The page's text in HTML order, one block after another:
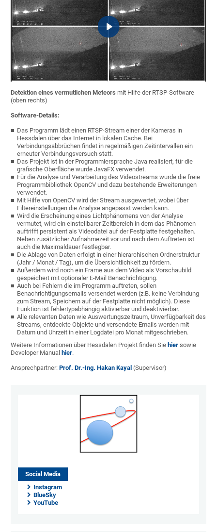
Detektion eines vermutlichen Meteors mit Hilfe der RTSP-Software
(oben rechts)
Software-Details:
Das Programm lädt einen RTSP-Stream einer der Kameras in
Hessdalen über das Internet in lokalen Cache. Bei
Verbindungsabbrüchen findet in regelmäßigen Zeitintervallen ein
erneuter Verbindungsversuch statt.
Das Projekt ist in der Programmiersprache Java realisiert, für die
grafische Oberfläche wurde JavaFX verwendet.
Für die Analyse und Verarbeitung des Videostreams wurde die freie
Programmbibliothek OpenCV und dazu bestehende Erweiterungen
verwendet.
Mit Hilfe von OpenCV wird der Stream ausgewertet, wobei über
Filtereinstellungen die Analyse angepasst werden kann.
Wird die Erscheinung eines Lichtphänomens von der Analyse
vermutet, wird ein einstellbarer Zeitbereich in dem das Phänomen
auftrifft persistent als Videodatei auf der Festplatte festgehalten.
Neben zusätzlicher Aufnahmezeit vor und nach dem Auftreten ist
auch die Maximaldauer festlegbar.
Die Ablage von Daten erfolgt in einer hierarchischen Ordnerstruktur
(Jahr / Monat / Tag), um die Übersichtlichkeit zu fördern.
Außerdem wird noch ein Frame aus dem Video als Vorschaubild
gespeichert mit optionaler E-Mail Benachrichtigung.
Auch bei Fehlern die im Programm auftreten, sollen
Benachrichtigungsemails versendet werden (z.B. keine Verbindung
zum Stream, Speichern auf der Festplatte nicht möglich). Diese
Funktion ist fehlertypabhängig aktivierbar und deaktivierbar.
Alle relevanten Daten wie Auswertungszeitraum, Unverfügbarkeit des
Streams, entdeckte Objekte und versendete Emails werden mit
Datum und Uhrzeit in einer Logdatei pro Monat mitgeschrieben.
Weitere Informationen über Hessdalen Projekt finden Sie hier sowie
Developer Manual hier.
Ansprechpartner:Prof. Dr.-Ing. Hakan Kayal (Supervisor)
Social Media
Instagram
BlueSky
YouTube